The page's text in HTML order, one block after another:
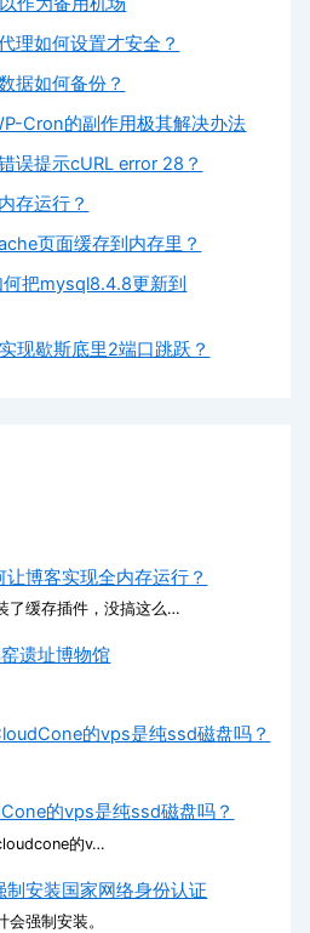
理如何设置才安全？
据如何备份？
Cron的副作用极其解决办法
误提示cURL error 28？
存运行？
页面缓存到内存里？
把mysql8.4.8更新到
现歇斯底里2端口跳跃？
让博客实现全内存运行？
了缓存插件，没搞这么…
遗址博物馆
的vps是纯ssd磁盘吗？
的vps是纯ssd磁盘吗？
的v…
制安装国家网络身份认证
强制安装。